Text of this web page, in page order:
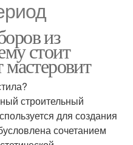
из
стоит
строительный
для создания
сочетанием